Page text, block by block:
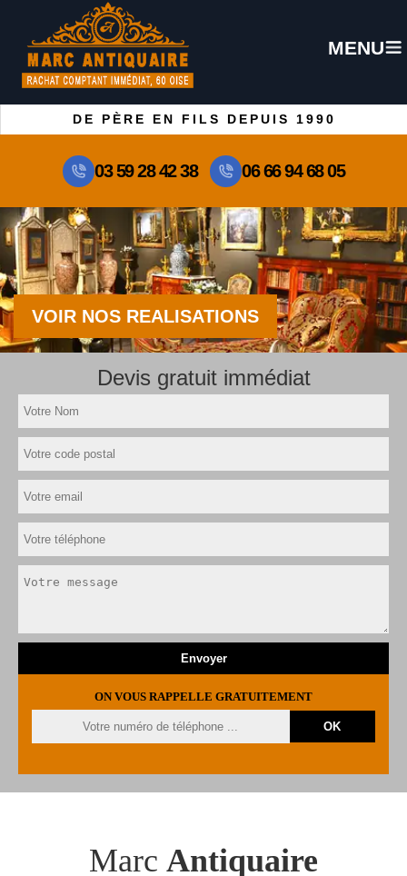
MENU
DE PÈRE EN FILS DEPUIS 1990
03 59 28 42 38 06 66 94 68 05
VOIR NOS REALISATIONS
Devis gratuit immédiat
ON VOUS RAPPELLE GRATUITEMENT
Marc Antiquaire